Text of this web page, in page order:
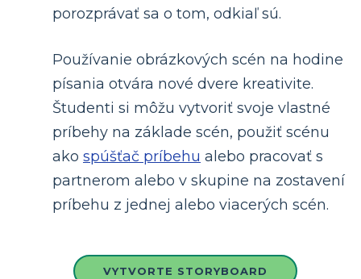
porozprávať sa o tom, odkiaľ sú.
Používanie obrázkových scén na hodine
písania otvára nové dvere kreativite.
Študenti si môžu vytvoriť svoje vlastné
príbehy na základe scén, použiť scénu
ako spúšťač príbehu alebo pracovať s
partnerom alebo v skupine na zostavení
príbehu z jednej alebo viacerých scén.
VYTVORTE STORYBOARD